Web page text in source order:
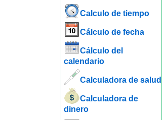
Calculo de tiempo
Cálculo de fecha
Cálculo del
calendario
Calculadora de salud
Calculadora de
dinero